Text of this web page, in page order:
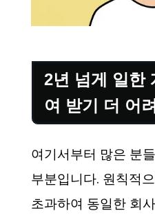
2년 넘게 일한
여 받기 더 어
여기서부터 많은 분
부분입니다. 원칙적
초과하여 동일한 회